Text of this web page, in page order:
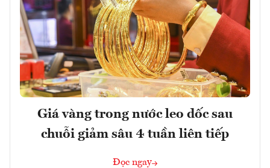
Giá vàng trong nước leo dốc sau
chuỗi giảm sâu 4 tuần liên tiếp
Đọc ngay